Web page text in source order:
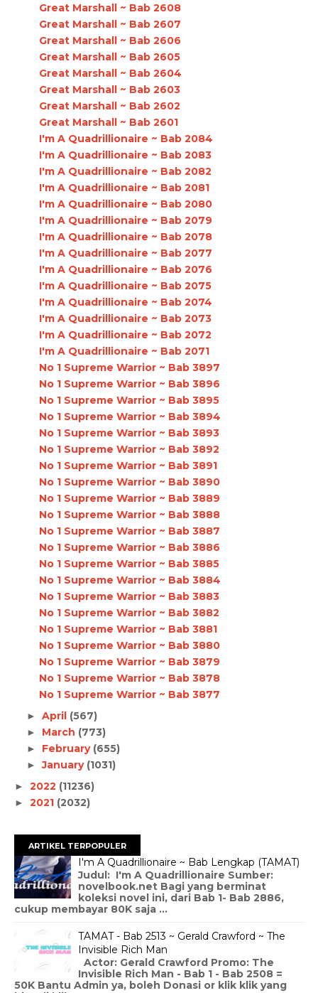
Great Marshall ~ Bab 2608
Great Marshall ~ Bab 2607
Great Marshall ~ Bab 2606
Great Marshall ~ Bab 2605
Great Marshall ~ Bab 2604
Great Marshall ~ Bab 2603
Great Marshall ~ Bab 2602
Great Marshall ~ Bab 2601
I'm A Quadrillionaire ~ Bab 2084
I'm A Quadrillionaire ~ Bab 2083
I'm A Quadrillionaire ~ Bab 2082
I'm A Quadrillionaire ~ Bab 2081
I'm A Quadrillionaire ~ Bab 2080
I'm A Quadrillionaire ~ Bab 2079
I'm A Quadrillionaire ~ Bab 2078
I'm A Quadrillionaire ~ Bab 2077
I'm A Quadrillionaire ~ Bab 2076
I'm A Quadrillionaire ~ Bab 2075
I'm A Quadrillionaire ~ Bab 2074
I'm A Quadrillionaire ~ Bab 2073
I'm A Quadrillionaire ~ Bab 2072
I'm A Quadrillionaire ~ Bab 2071
No 1 Supreme Warrior ~ Bab 3897
No 1 Supreme Warrior ~ Bab 3896
No 1 Supreme Warrior ~ Bab 3895
No 1 Supreme Warrior ~ Bab 3894
No 1 Supreme Warrior ~ Bab 3893
No 1 Supreme Warrior ~ Bab 3892
No 1 Supreme Warrior ~ Bab 3891
No 1 Supreme Warrior ~ Bab 3890
No 1 Supreme Warrior ~ Bab 3889
No 1 Supreme Warrior ~ Bab 3888
No 1 Supreme Warrior ~ Bab 3887
No 1 Supreme Warrior ~ Bab 3886
No 1 Supreme Warrior ~ Bab 3885
No 1 Supreme Warrior ~ Bab 3884
No 1 Supreme Warrior ~ Bab 3883
No 1 Supreme Warrior ~ Bab 3882
No 1 Supreme Warrior ~ Bab 3881
No 1 Supreme Warrior ~ Bab 3880
No 1 Supreme Warrior ~ Bab 3879
No 1 Supreme Warrior ~ Bab 3878
No 1 Supreme Warrior ~ Bab 3877
► April (567)
► March (773)
► February (655)
►January (1031)
► 2022 (11236)
► 2021 (2032)
ARTIKEL TERPOPULER
I'm A Quadrillionaire ~ Bab Lengkap (TAMAT)
Judul: I'm A Quadrillionaire Sumber:
novelbook.net Bagi yang berminat
koleksi novel ini, dari Bab 1- Bab 2886,
cukup membayar 80K saja ...
TAMAT - Bab 2513 ~ Gerald Crawford ~ The
Invisible Rich Man
Actor: Gerald Crawford Promo: The
Invisible Rich Man - Bab 1 - Bab 2508 =
50K Bantu Admin ya, boleh Donasi or klik klik yang